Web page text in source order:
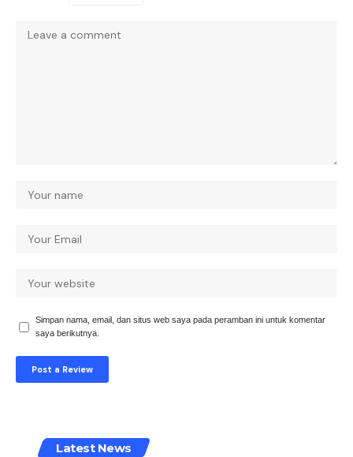
Simpan nama, email, dan situs web saya pada peramban ini untuk komentar
saya berikutnya.
Latest News